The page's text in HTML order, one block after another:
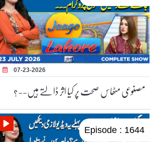
07-23-2026
مصنوعی مٹھاس صحت پر کیا اثر ڈالتے ہیں--؟
Episode : 1644